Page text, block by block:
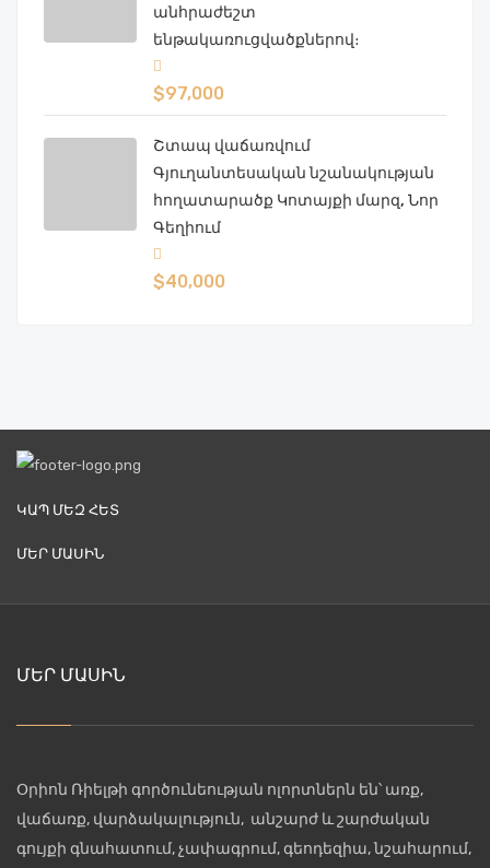
անհրաժեշտ
ենթակառուցվածքներով։
$97,000
Շտապ վաճառվում
Գյուղանտեսական նշանակության
հողատարածք Կոտայքի մարզ, Նոր
Գեղիում
$40,000
ԿԱՊ ՄԵԶ ՀԵՏ
ՄԵՐ ՄԱՍԻՆ
ՄԵՐ ՄԱՍԻՆ
Օրիոն Ռիելթի գործունեության ոլորտներն են՝ առք,
վաճառք, վարձակալություն, անշարժ և շարժական
գույքի գնահատում, չափագրում, գեոդեզիա, նշահարում,